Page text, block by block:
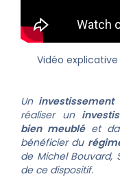
Vidéo explicative
Un investissement
réaliser un
bien meubléet
bénéficier du
de Michel Bouvard,
de ce dispositif.